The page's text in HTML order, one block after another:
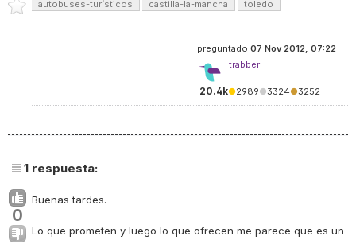
autobuses-turísticos castilla-la-mancha toledo
preguntado 07 Nov 2012, 07:22
trabber
20.4k●2989●3324●3252
1 respuesta:
0
Buenas tardes.
Lo que prometen y luego lo que ofrecen me parece que es un